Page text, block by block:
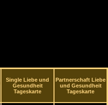
Single Liebe und
Gesundheit
Tageskarte
Partnerschaft Liebe
und Gesundheit
Tageskarte